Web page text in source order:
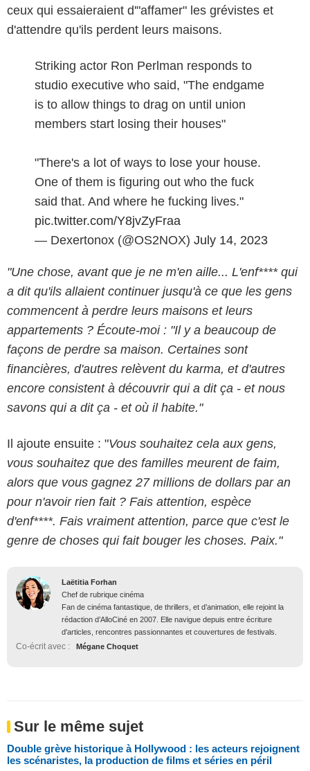
ceux qui essaieraient d'"affamer" les grévistes et
d'attendre qu'ils perdent leurs maisons.
Striking actor Ron Perlman responds to
studio executive who said, "The endgame
is to allow things to drag on until union
members start losing their houses"
"There's a lot of ways to lose your house.
One of them is figuring out who the fuck
said that. And where he fucking lives."
pic.twitter.com/Y8jvZyFraa
— Dexertonox (@OS2NOX) July 14, 2023
"Une chose, avant que je ne m'en aille... L'enf**** qui
a dit qu'ils allaient continuer jusqu'à ce que les gens
commencent à perdre leurs maisons et leurs
appartements ? Écoute-moi : "Il y a beaucoup de
façons de perdre sa maison. Certaines sont
financières, d'autres relèvent du karma, et d'autres
encore consistent à découvrir qui a dit ça - et nous
savons qui a dit ça - et où il habite."
Il ajoute ensuite : "Vous souhaitez cela aux gens,
vous souhaitez que des familles meurent de faim,
alors que vous gagnez 27 millions de dollars par an
pour n'avoir rien fait ? Fais attention, espèce
d'enf****. Fais vraiment attention, parce que c'est le
genre de choses qui fait bouger les choses. Paix."
Laëtitia Forhan
Chef de rubrique cinéma
Fan de cinéma fantastique, de thrillers, et d’animation, elle rejoint la
rédaction d’AlloCiné en 2007. Elle navigue depuis entre écriture
d'articles, rencontres passionnantes et couvertures de festivals.
Co-écrit avec : Mégane Choquet
Sur le même sujet
Double grève historique à Hollywood : les acteurs rejoignent
les scénaristes, la production de films et séries en péril